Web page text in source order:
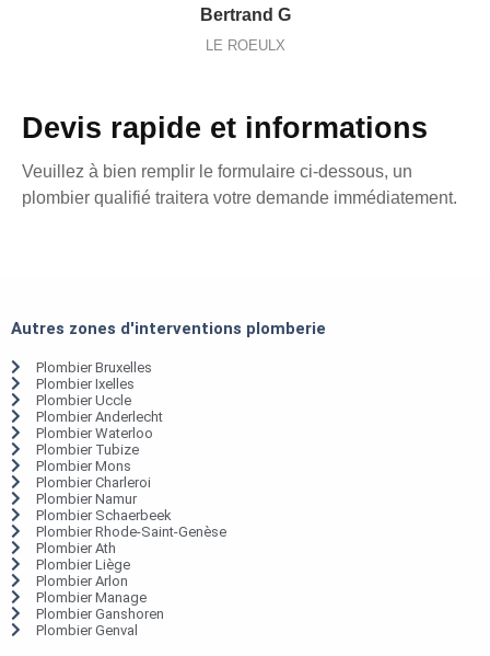
Bertrand G
LE ROEULX
Devis rapide et informations
Veuillez à bien remplir le formulaire ci-dessous, un
plombier qualifié traitera votre demande immédiatement.
Autres zones d'interventions plomberie
Plombier Bruxelles
Plombier Ixelles
Plombier Uccle
Plombier Anderlecht
Plombier Waterloo
Plombier Tubize
Plombier Mons
Plombier Charleroi
Plombier Namur
Plombier Schaerbeek
Plombier Rhode-Saint-Genèse
Plombier Ath
Plombier Liège
Plombier Arlon
Plombier Manage
Plombier Ganshoren
Plombier Genval